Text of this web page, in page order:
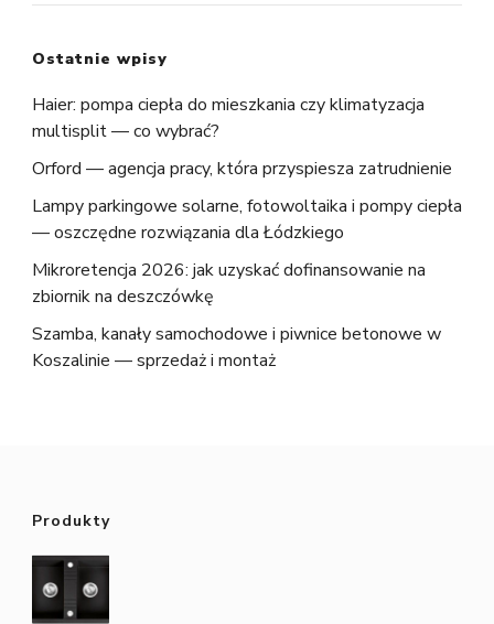
Ostatnie wpisy
Haier: pompa ciepła do mieszkania czy klimatyzacja
multisplit — co wybrać?
Orford — agencja pracy, która przyspiesza zatrudnienie
Lampy parkingowe solarne, fotowoltaika i pompy ciepła
— oszczędne rozwiązania dla Łódzkiego
Mikroretencja 2026: jak uzyskać dofinansowanie na
zbiornik na deszczówkę
Szamba, kanały samochodowe i piwnice betonowe w
Koszalinie — sprzedaż i montaż
Produkty